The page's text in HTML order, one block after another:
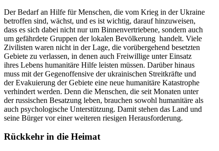
Der Bedarf an Hilfe für Men­schen, die vom Krieg in der Ukraine
betrof­fen sind, wächst, und es ist wichtig, darauf hin­zu­wei­sen,
dass es sich dabei nicht nur um Bin­nen­ver­trie­bene, sondern auch
um gefähr­dete Gruppen der lokalen Bevöl­ke­rung handelt. Viele
Zivi­lis­ten waren nicht in der Lage, die vor­über­ge­hend besetz­ten
Gebiete zu ver­las­sen, in denen auch Frei­wil­lige unter Einsatz
ihres Lebens huma­ni­täre Hilfe leisten müssen. Darüber hinaus
muss mit der Gegen­of­fen­sive der ukrai­ni­schen Streit­kräfte und
der Eva­ku­ie­rung der Gebiete eine neue huma­ni­täre Kata­stro­phe
ver­hin­dert werden. Denn die Men­schen, die seit Monaten unter
der rus­si­schen Besat­zung leben, brau­chen sowohl huma­ni­täre als
auch psy­cho­lo­gi­sche Unter­stüt­zung. Damit stehen das Land und
seine Bürger vor einer wei­te­ren rie­si­gen Herausforderung.
Rück­kehr in die Heimat